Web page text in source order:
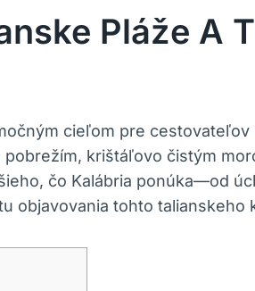
Pláže A
cieľom ⁢pre
krištáľovo čistým
čo Kalábria ponúka—od
objavovania tohto talianskeho